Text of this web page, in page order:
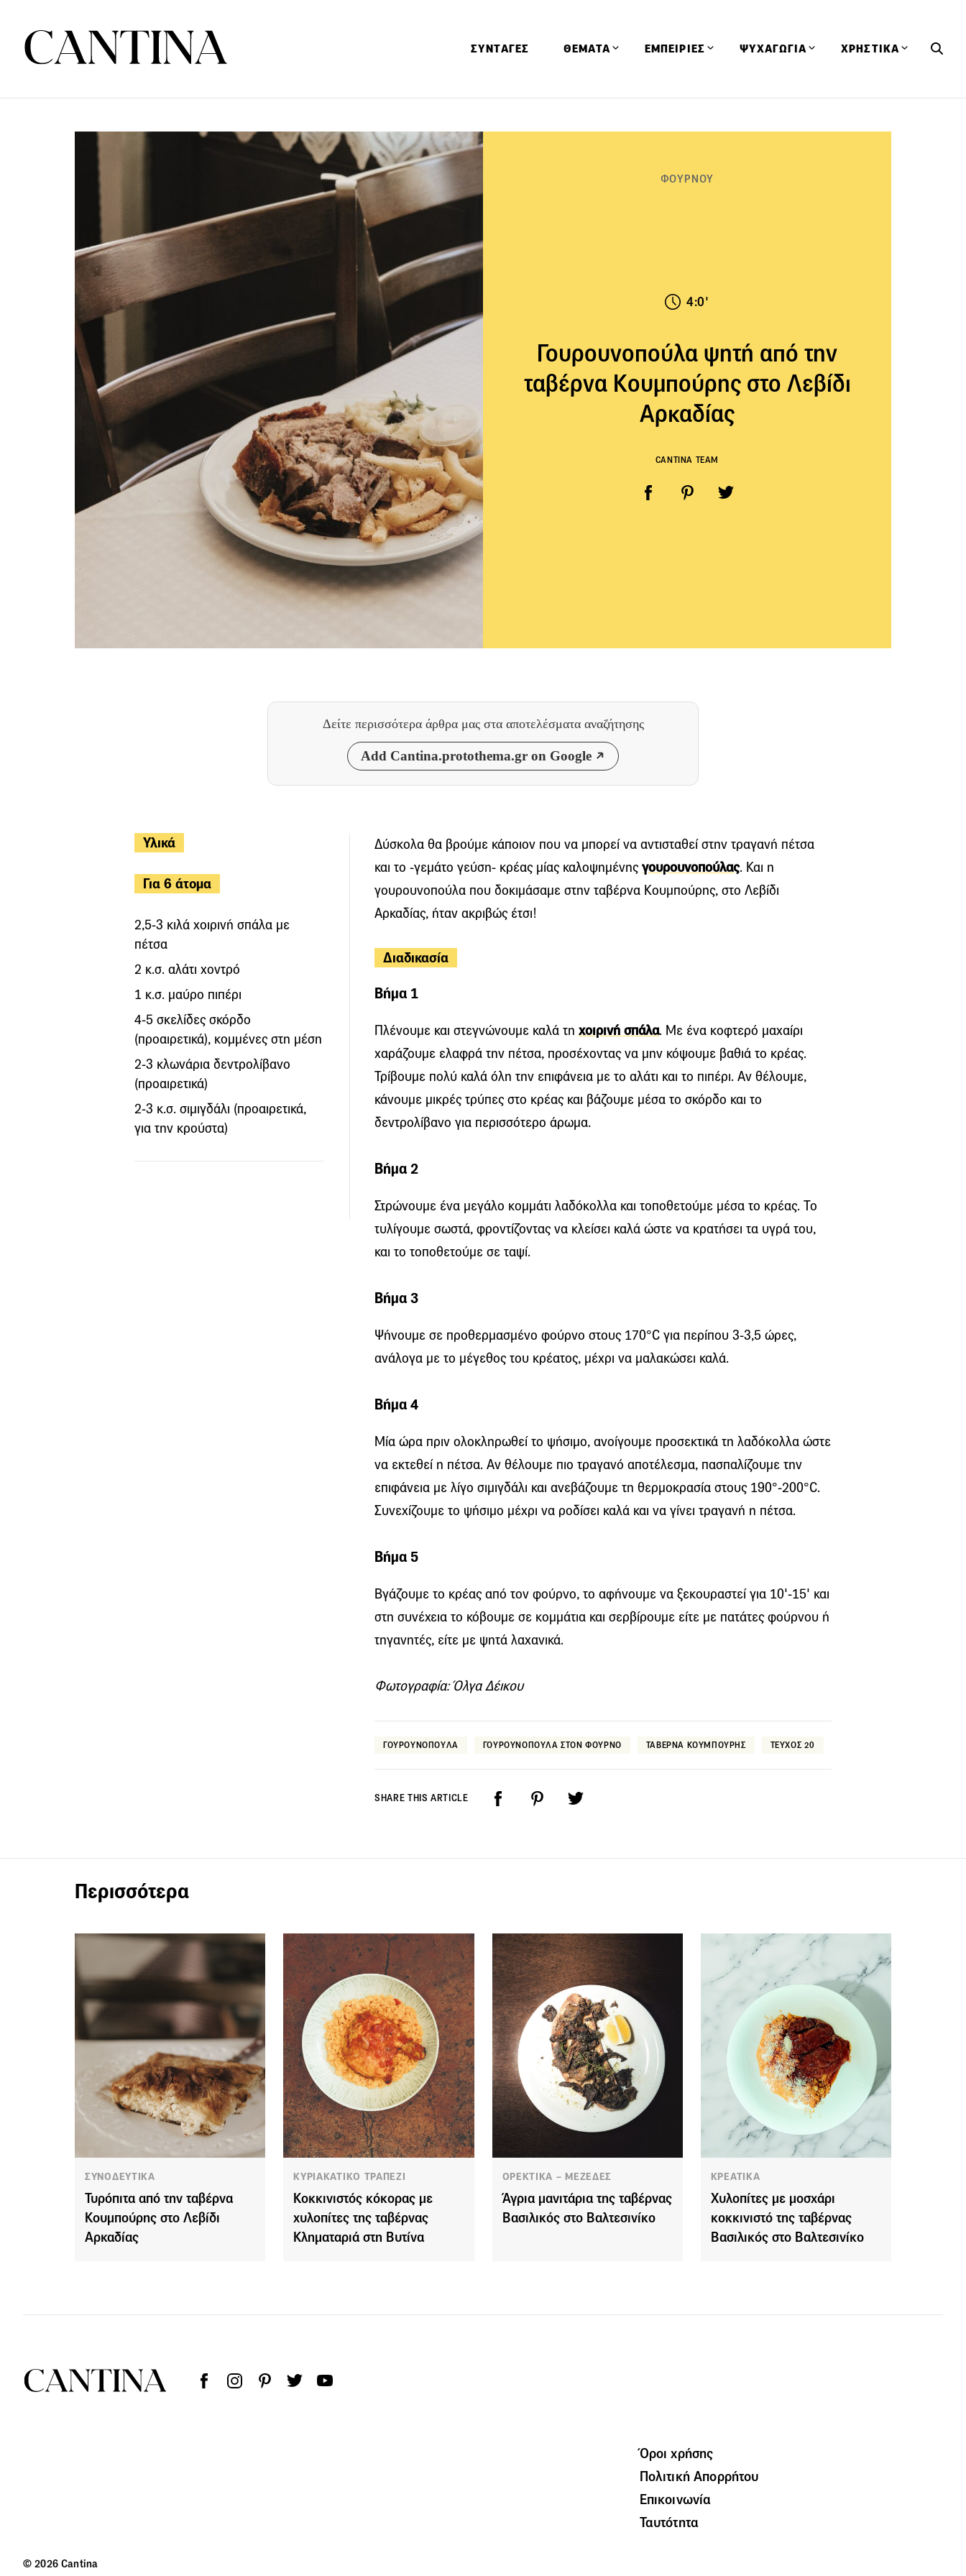
ΣΥΝΤΑΓΕΣ ΘΕΜΑΤΑ ΕΜΠΕΙΡΙΕΣ ΨΥΧΑΓΩΓΙΑ ΧΡΗΣΤΙΚΑ
ΦΟΥΡΝΟΥ
4:0'
Γουρουνοπούλα ψητή από την
ταβέρνα Κουμπούρης στο Λεβίδι
Αρκαδίας
CANTINA TEAM
Δείτε περισσότερα άρθρα μας στα αποτελέσματα αναζήτησης
Add Cantina.protothema.gr on Google
Υλικά
Για 6 άτομα
2,5-3 κιλά χοιρινή σπάλα με
πέτσα
2 κ.σ. αλάτι χοντρό
1 κ.σ. μαύρο πιπέρι
4-5 σκελίδες σκόρδο
(προαιρετικά), κομμένες στη μέση
2-3 κλωνάρια δεντρολίβανο
(προαιρετικά)
2-3 κ.σ. σιμιγδάλι (προαιρετικά,
για την κρούστα)
Δύσκολα θα βρούμε κάποιον που να μπορεί να αντισταθεί στην τραγανή πέτσα
και το -γεμάτο γεύση- κρέας μίας καλοψημένης γουρουνοπούλας. Και η
γουρουνοπούλα που δοκιμάσαμε στην ταβέρνα Κουμπούρης, στο Λεβίδι
Αρκαδίας, ήταν ακριβώς έτσι!
Διαδικασία
Βήμα 1
Πλένουμε και στεγνώνουμε καλά τη χοιρινή σπάλα. Με ένα κοφτερό μαχαίρι
χαράζουμε ελαφρά την πέτσα, προσέχοντας να μην κόψουμε βαθιά το κρέας.
Τρίβουμε πολύ καλά όλη την επιφάνεια με το αλάτι και το πιπέρι. Αν θέλουμε,
κάνουμε μικρές τρύπες στο κρέας και βάζουμε μέσα το σκόρδο και το
δεντρολίβανο για περισσότερο άρωμα.
Βήμα 2
Στρώνουμε ένα μεγάλο κομμάτι λαδόκολλα και τοποθετούμε μέσα το κρέας. Το
τυλίγουμε σωστά, φροντίζοντας να κλείσει καλά ώστε να κρατήσει τα υγρά του,
και το τοποθετούμε σε ταψί.
Βήμα 3
Ψήνουμε σε προθερμασμένο φούρνο στους 170°C για περίπου 3-3,5 ώρες,
ανάλογα με το μέγεθος του κρέατος, μέχρι να μαλακώσει καλά.
Βήμα 4
Μία ώρα πριν ολοκληρωθεί το ψήσιμο, ανοίγουμε προσεκτικά τη λαδόκολλα ώστε
να εκτεθεί η πέτσα. Αν θέλουμε πιο τραγανό αποτέλεσμα, πασπαλίζουμε την
επιφάνεια με λίγο σιμιγδάλι και ανεβάζουμε τη θερμοκρασία στους 190°-200°C.
Συνεχίζουμε το ψήσιμο μέχρι να ροδίσει καλά και να γίνει τραγανή η πέτσα.
Βήμα 5
Βγάζουμε το κρέας από τον φούρνο, το αφήνουμε να ξεκουραστεί για 10'-15' και
στη συνέχεια το κόβουμε σε κομμάτια και σερβίρουμε είτε με πατάτες φούρνου ή
τηγανητές, είτε με ψητά λαχανικά.
Φωτογραφία: Όλγα Δέικου
ΓΟΥΡΟΥΝΟΠΟΥΛΑ ΓΟΥΡΟΥΝΟΠΟΥΛΑ ΣΤΟΝ ΦΟΥΡΝΟ ΤΑΒΕΡΝΑ ΚΟΥΜΠΟΥΡΗΣ ΤΕΥΧΟΣ 20
SHARE THIS ARTICLE
Περισσότερα
ΣΥΝΟΔΕΥΤΙΚΑ
Τυρόπιτα από την ταβέρνα
Κουμπούρης στο Λεβίδι
Αρκαδίας
ΚΥΡΙΑΚΑΤΙΚΟ ΤΡΑΠΕΖΙ
Κοκκινιστός κόκορας με
χυλοπίτες της ταβέρνας
Κληματαριά στη Βυτίνα
ΟΡΕΚΤΙΚΑ – ΜΕΖΕΔΕΣ
Άγρια μανιτάρια της ταβέρνας
Βασιλικός στο Βαλτεσινίκο
ΚΡΕΑΤΙΚΑ
Χυλοπίτες με μοσχάρι
κοκκινιστό της ταβέρνας
Βασιλικός στο Βαλτεσινίκο
Όροι χρήσης
Πολιτική Απορρήτου
Επικοινωνία
Ταυτότητα
© 2026 Cantina